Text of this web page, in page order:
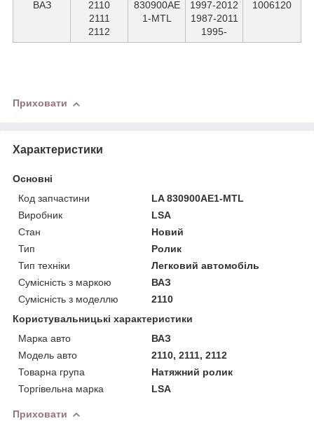
ВАЗ
2110
2111
2112
830900AE
1-MTL
1997-2012
1987-2011
1995-
1006120
Приховати
Характеристики
Основні
Код запчастини
LA 830900AE1-MTL
Виробник
LSA
Стан
Новий
Тип
Ролик
Тип техніки
Легковий автомобіль
Сумісність з маркою
ВАЗ
Сумісність з моделлю
2110
Користувальницькі характеристики
Марка авто
ВАЗ
Модель авто
2110, 2111, 2112
Товарна група
Натяжний ролик
Торгівельна марка
LSA
Приховати